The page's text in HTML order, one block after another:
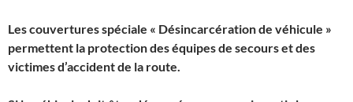
Les couvertures spéciale « Désincarcération de véhicule »
permettent la protection des équipes de secours et des
victimes d’accident de la route.